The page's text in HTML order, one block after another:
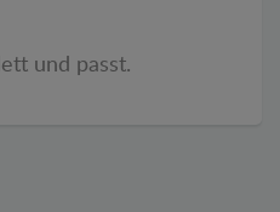
und passt.